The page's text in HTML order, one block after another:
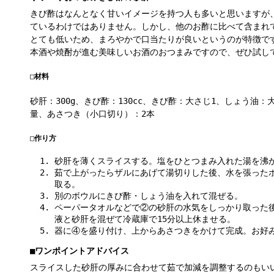
きび酢はなんとなく甘いイメージを持つ人も多いと思います
ているわけではありません。しかし、他のお酢に比べて含まれ
とても低いため、まろやかで口当たりが良いというのが特徴
本酒や焼酎が進む美味しいお酒のおつまみですので、ぜひ試し
□材料
砂肝：300g、きび酢：130cc、きび酢：大さじ1、しょう油：
量、あさつき（小口切り）：2本
□作り方
砂肝を薄くスライスする。塩をひとつまみ入れた湯を沸
茹で上がったらザルにあげて湯切りした後、水を張った
取る。
別のボウルにきび酢・しょう油を入れて混ぜる。
ペーパータオルなどで②の砂肝の水気をしっかり取った
液と砂肝を混ぜて冷蔵庫で15分以上休ませる。
器に④を盛り付け、上からあさつきをかけて完成。お好
■ワンポイントアドバイス
スライスした砂肝の厚みに合わせて茹で加減を調整するのもい